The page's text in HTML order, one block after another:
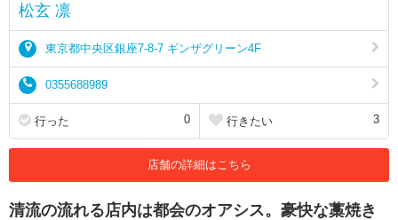
松玄 凛
東京都中央区銀座7-8-7 ギンザグリーン4F
0355688989
行った 0 行きたい 3
店舗の詳細はこちら
清流の流れる店内は都会のオアシス。豪快な藁焼き